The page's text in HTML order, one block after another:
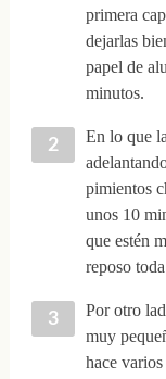
primera
dejarlas
papel de
minutos.
En lo que
pimientos
unos 10
que estén
reposo
Por otro
muy
hace